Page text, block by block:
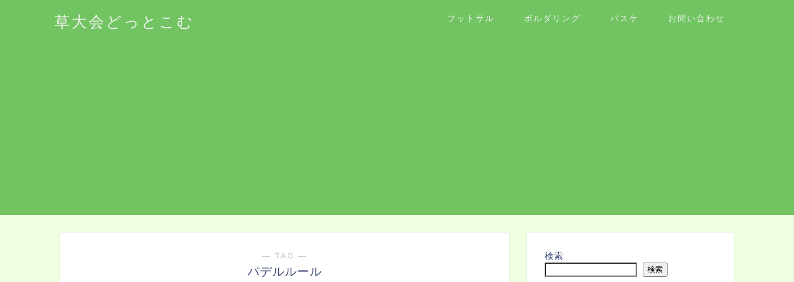
草大会どっとこむ フットサル ボルダリング バスケ お問い合わせ
― TAG ―
パデルルール
検索
検索